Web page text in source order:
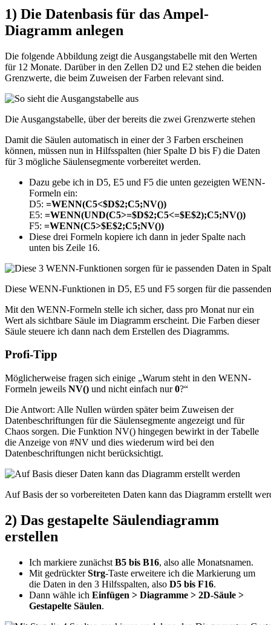
1) Die Datenbasis für das Ampel-
Diagramm anlegen
Die folgende Abbildung zeigt die Ausgangstabelle mit den Werten
für 12 Monate. Darüber in den Zellen D2 und E2 stehen die beiden
Grenzwerte, die beim Zuweisen der Farben relevant sind.
Die Ausgangstabelle, über der bereits die zwei Grenzwerte stehen
Damit die Säulen automatisch in einer der 3 Farben erscheinen
können, müssen nun in Hilfsspalten (hier Spalte D bis F) die Daten
für 3 mögliche Säulensegmente vorbereitet werden.
Dazu gebe ich in D5, E5 und F5 die unten gezeigten WENN-
Formeln ein:
D5: =WENN(C5<$D$2;C5;NV())
E5: =WENN(UND(C5>=$D$2;C5<=$E$2);C5;NV())
F5: =WENN(C5>$E$2;C5;NV())
Diese drei Formeln kopiere ich dann in jeder Spalte nach
unten bis Zeile 16.
Diese WENN-Funktionen in D5, E5 und F5 sorgen für die
Mit den WENN-Formeln stelle ich sicher, dass pro Monat nur ein
Wert als sichtbare Säule im Diagramm erscheint. Die Farben dieser
Säule steuere ich dann nach dem Erstellen des Diagramms.
Profi-Tipp
Möglicherweise fragen sich einige „Warum steht in den WENN-
Formeln jeweils NV() und nicht einfach nur0?“
Die Antwort: Alle Nullen würden später beim Zuweisen der
Datenbeschriftungen für die Säulensegmente angezeigt und für
Chaos sorgen. Die Funktion NV() hingegen bewirkt in der Tabelle
die Anzeige von #NV und dies wiederum wird bei den
Datenbeschriftungen nicht berücksichtigt.
Auf Basis der so vorbereiteten Daten kann das Diagramm erstellt
2) Das gestapelte Säulendiagramm
erstellen
Ich markiere zunächst B5 bis B16, also alle Monatsnamen.
Mit gedrückterStrg-Taste erweitere ich die Markierung um
die Daten in den 3 Hilfsspalten, also D5 bis F16.
Dann wähle ich Einfügen > Diagramme > 2D-Säule >
Gestapelte Säulen.